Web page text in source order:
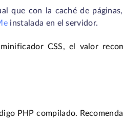
que con la caché de
instalada en el servidor.
CSS, el valor
PHP compilado.